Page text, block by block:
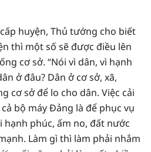
huyện, Thủ tướng cho biết
thì một số sẽ được điều lên
cơ sở. “Nói vì dân, vì hạnh
ở đâu? Dân ở cơ sở, xã,
cơ sở để lo cho dân. Việc cải
bộ máy Đảng là để phục vụ
hạnh phúc, ấm no, đất nước
Làm gì thì làm phải nhắm